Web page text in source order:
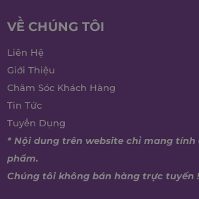
VỀ CHÚNG TÔI
Liên Hệ
Giới Thiệu
Chăm Sóc Khách Hàng
Tin Tức
Tuyển Dụng
* Nội dung trên website chỉ mang
phẩm.
Chúng tôi không bán hàng trực tuyến !